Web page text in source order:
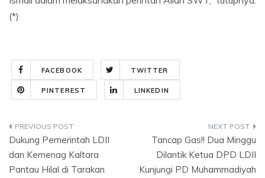
(*)
FACEBOOK TWITTER
PINTEREST LINKEDIN
Post
navigation
Dukung Pemerintah LDII
dan Kemenag Kaltara
Pantau Hilal di Tarakan
Tancap Gas!! Dua Minggu
Dilantik Ketua DPD LDII
Kunjungi PD Muhammadiyah